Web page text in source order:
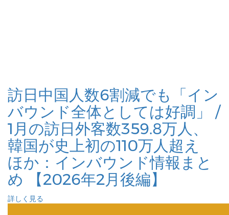
訪日中国人数6割減でも「イン
バウンド全体としては好調」 /
1月の訪日外客数359.8万人、
韓国が史上初の110万人超え
ほか：インバウンド情報まと
め 【2026年2月後編】
詳しく見る